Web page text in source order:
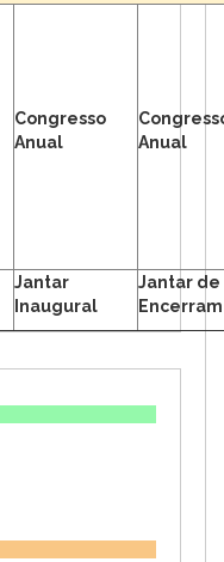
Congresso
Anual
Anual
Jantar
Inaugural
Jantar de